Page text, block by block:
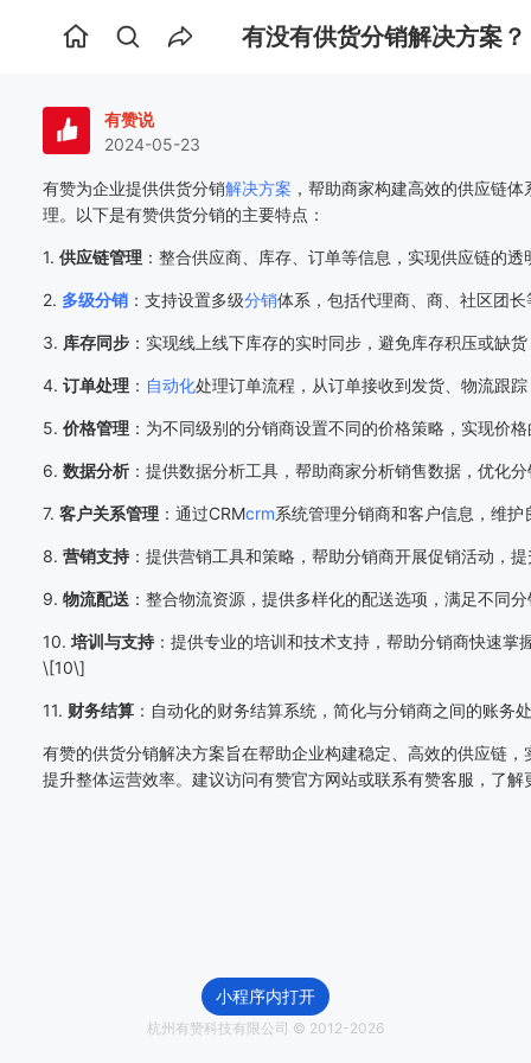
首
有没有供货分销解决方案？
有赞说
2024-05-23
有赞为企业提供供货分销解决方案 ，帮助商家构建高效的供应链
理。以下是有赞供货分销的主要特点：
1. 供应链管理 ：整合供应商、库存、订单等信息，实现供应链的
2. 多级分销 ：支持设置多级分销体系，包括代理商、商、社区团
3. 库存同步 ：实现线上线下库存的实时同步，避免库存积压或缺
4. 订单处理 ： 自动化处理订单流程，从订单接收到发货、物流跟
5. 价格管理 ：为不同级别的分销商设置不同的价格策略，实现价
6. 数据分析 ：提供数据分析工具，帮助商家分析销售数据，优化
7. 客户关系管理 ：通过CRMcrm系统管理分销商和客户信息，维
8. 营销支持 ：提供营销工具和策略，帮助分销商开展促销活动，
9. 物流配送 ：整合物流资源，提供多样化的配送选项，满足不同
10. 培训与支持 ：提供专业的培训和技术支持，帮助分销商快速
\[10\]
11. 财务结算 ：自动化的财务结算系统，简化与分销商之间的账务
有赞的供货分销解决方案旨在帮助企业构建稳定、高效的供应链
提升整体运营效率。建议访问有赞官方网站或联系有赞客服，了
小程序内打开
杭州有赞科技有限公司 © 2012-2026